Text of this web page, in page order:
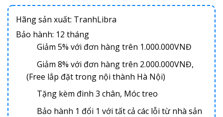
Hãng sản xuất: TranhLibra
Bảo hành: 12 tháng
Giảm 5% với đơn hàng trên 1.000.000VNĐ
Giảm 8% với đơn hàng trên 2.000.000VNĐ,
(Free lắp đặt trong nội thành Hà Nội)
Tặng kèm đinh 3 chân, Móc treo
Bảo hành 1 đổi 1 với tất cả các lỗi từ nhà sản